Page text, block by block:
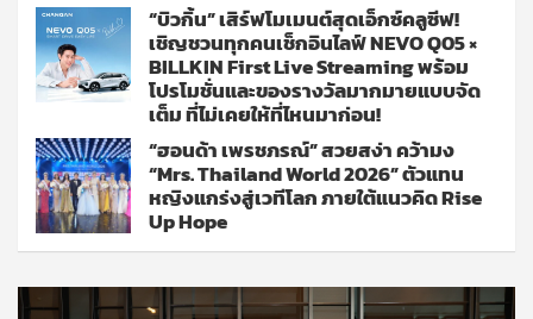
“บิวกิ้น” เสิร์ฟโมเมนต์สุดเอ็กซ์คลูซีฟ!
เชิญชวนทุกคนเช็กอินไลฟ์ NEVO Q05 ×
BILLKIN First Live Streaming พร้อม
โปรโมชั่นและของรางวัลมากมายแบบจัด
เต็ม ที่ไม่เคยให้ที่ไหนมาก่อน!
“ฮอนด้า เพรชภรณ์” สวยสง่า คว้ามง
“Mrs. Thailand World 2026” ตัวแทน
หญิงแกร่งสู่เวทีโลก ภายใต้แนวคิด Rise
Up Hope